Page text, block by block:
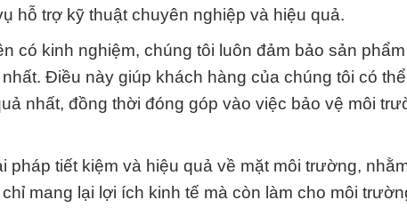
hỗ trợ kỹ thuật chuyên nghiệp và hiệu quả.
có kinh nghiệm, chúng tôi luôn đảm bảo sản
Điều này giúp khách hàng của chúng tôi có
nhất, đồng thời đóng góp vào việc bảo vệ môi
pháp tiết kiệm và hiệu quả về mặt môi trường,
mang lại lợi ích kinh tế mà còn làm cho môi